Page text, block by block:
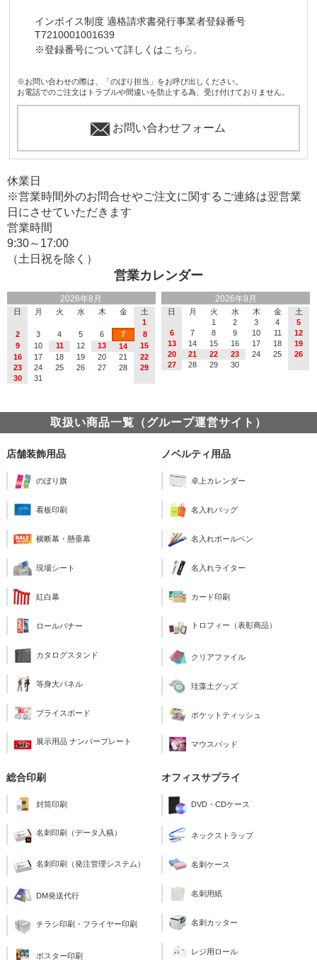
インボイス制度 適格請求書発行事業者登録番号
T7210001001639
※登録番号について詳しくはこちら。
※お問い合わせの際は、「のぼり担当」をお呼び出しください。
お電話でのご注文はトラブルや間違いを防止する為、受け付けておりません。
お問い合わせフォーム
営業カレンダー
2026年8月
日 月 火 水 木 金
土
1
2
3 4 5 6 7
8
9
10 11 12 13 14
15
16
17 18 19 20 21
22
23
24 25 26 27 28
29
30
31
2026年9月
日 月 火 水 木 金
土
1
2 3 4
5
6
7 8 9 10 11
12
13
14 15 16 17 18
19
20
21 22 23 24 25
26
27
28 29 30
休業日
※営業時間外のお問合せやご注文に関するご連絡は翌営業
日にさせていただきます
営業時間
9:30～17:00
（土日祝を除く）
取扱い商品一覧（グループ運営サイト）
店舗装飾用品
のぼり旗
看板印刷
横断幕・懸垂幕
現場シート
紅白幕
ロールバナー
カタログスタンド
等身大パネル
プライスボード
展示用品 ナンバープレート
ノベルティ用品
卓上カレンダー
名入れバッグ
名入れボールペン
名入れライター
カード印刷
トロフィー（表彰商品）
クリアファイル
珪藻土グッズ
ポケットティッシュ
マウスパッド
総合印刷
封筒印刷
名刺印刷（データ入稿）
名刺印刷（発注管理システム）
DM発送代行
チラシ印刷・フライヤー印刷
ポスター印刷
オフィスサプライ
DVD・CDケース
ネックストラップ
名刺ケース
名刺用紙
名刺カッター
レジ用ロール